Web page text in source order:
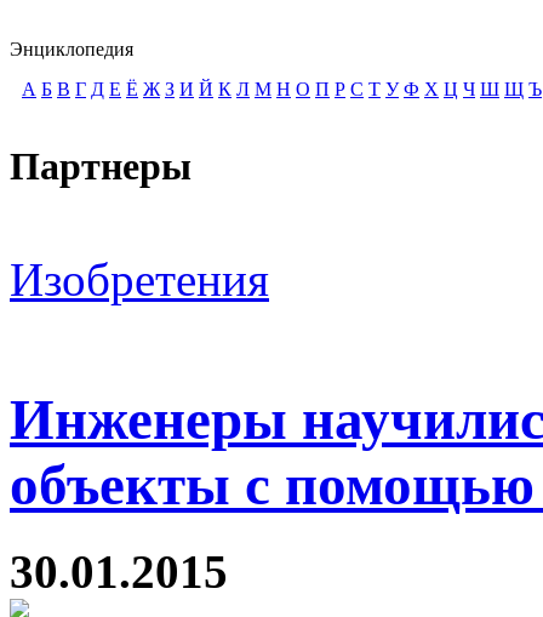
Энциклопедия
А Б В Г Д Е Ё Ж З И Й К Л М Н О П Р С Т У Ф Х Ц Ч Ш Щ Ъ
Партнеры
Изобретения
Инженеры
объекты с помощью
30.01.2015